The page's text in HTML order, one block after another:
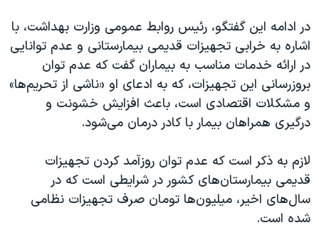
در ادامه این گفتگو، رئیس روابط عمومی وزارت بهداشت، با
اشاره به خرابی تجهیزات قدیمی بیمارستانی و عدم توانایی
در ارائه خدمات مناسب به بیماران گفت که عدم توان
بروزرسانی این تجهیزات، که به ادعای او «ناشی از تحریم‌ها»
و مشکلات اقتصادی است، باعث افزایش خشونت و
درگیری همراهان بیمار با کادر درمان می‌شود.
لازم به ذکر است که عدم توان روزآمد کردن تجهیزات
قدیمی بیمارستان‌های کشور در شرایطی است که در
سال‌های اخیر، میلیون‌ها تومان صرف تجهیزات نظامی
شده است.